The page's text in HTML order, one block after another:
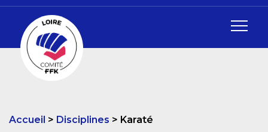
Accueil Disciplines Karaté